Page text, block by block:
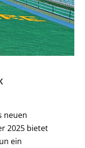
neuen
2025 bietet
ein